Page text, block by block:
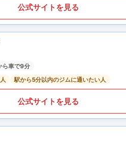
公式サイトを見る
ら車で9分
駅から5分以内のジムに通いたい人
公式サイトを見る